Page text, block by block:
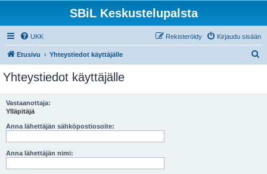
SBiL Keskustelupalsta
UKK Kirjaudu sisään
Rekisteröidy
Etusivu Yhteystiedot käyttäjälle
Yhteystiedot käyttäjälle
Vastaanottaja:
Ylläpitäjä
Anna lähettäjän sähköpostiosoite:
Anna lähettäjän nimi: